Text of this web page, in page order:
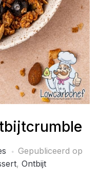
Gepubliceerd op
, Ontbijt